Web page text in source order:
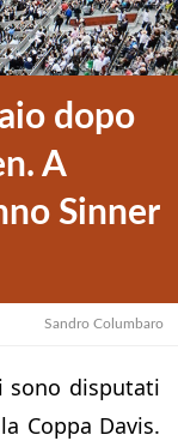
dopo
A
Sinner
Sandro Columbaro
sono disputati
Coppa Davis.